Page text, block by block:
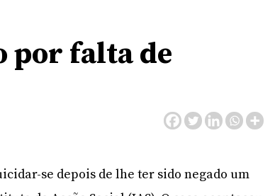
por falta de
se depois de lhe ter sido negado um